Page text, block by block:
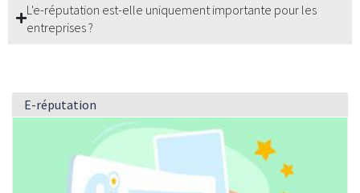
L'e-réputation est-elle uniquement importante pour les
entreprises ?
E-réputation